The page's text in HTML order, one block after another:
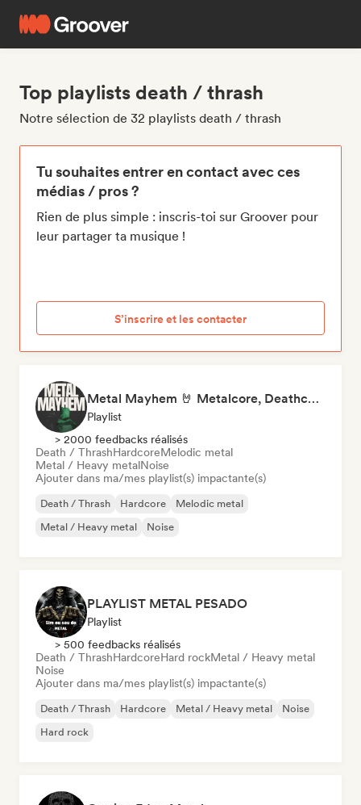
Top playlists death / thrash
Notre sélection de 32 playlists death / thrash
Tu souhaites entrer en contact avec ces
médias / pros ?
Rien de plus simple : inscris-toi sur Groover pour
leur partager ta musique !
S’inscrire et les contacter
Metal Mayhem 🤘 Metalcore, Deathcore & Progressive Metal
Playlist
> 2000 feedbacks réalisés
Death / ThrashHardcoreMelodic metal
Metal / Heavy metalNoise
Ajouter dans ma/mes playlist(s) impactante(s)
Death / Thrash Hardcore
Melodic metal
Metal / Heavy metal
Noise
PLAYLIST METAL PESADO
Playlist
> 500 feedbacks réalisés
Death / ThrashHardcoreHard rockMetal / Heavy metal
Noise
Ajouter dans ma/mes playlist(s) impactante(s)
Death / Thrash Hardcore Metal / Heavy metal
Noise
Hard rock